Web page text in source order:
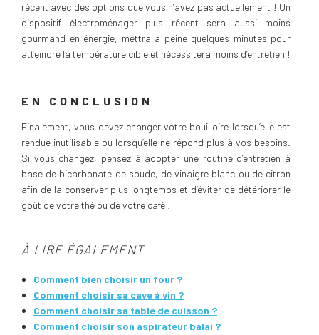
récent avec des options que vous n’avez pas actuellement ! Un
dispositif électroménager plus récent sera aussi moins
gourmand en énergie, mettra à peine quelques minutes pour
atteindre la température cible et nécessitera moins d’entretien !
EN CONCLUSION
Finalement, vous devez changer votre bouilloire lorsqu’elle est
rendue inutilisable ou lorsqu’elle ne répond plus à vos besoins.
Si vous changez, pensez à adopter une routine d’entretien à
base de bicarbonate de soude, de vinaigre blanc ou de citron
afin de la conserver plus longtemps et d’éviter de détériorer le
goût de votre thé ou de votre café !
À LIRE ÉGALEMENT
Comment bien choisir un four ?
Comment choisir sa cave à vin ?
Comment choisir sa table de cuisson ?
Comment choisir son aspirateur balai ?